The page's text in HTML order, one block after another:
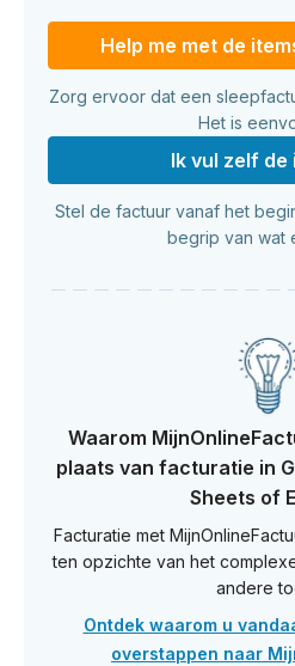
Help me met de
Zorg ervoor dat een
Het is
Ik vul zelf de
Stel de factuur vanaf het
begrip van wat
Waarom
plaats van facturatie in
Sheets of
Facturatie met
ten opzichte van het
andere
Ontdek waarom u
overstappen naar